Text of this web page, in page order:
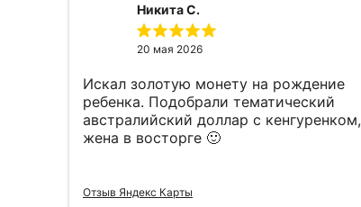
Никита С.
20 мая 2026
Искал золотую монету на рождение
ребенка. Подобрали тематический
австралийский доллар с кенгуренком,
жена в восторге 🙂
Отзыв Яндекс Карты